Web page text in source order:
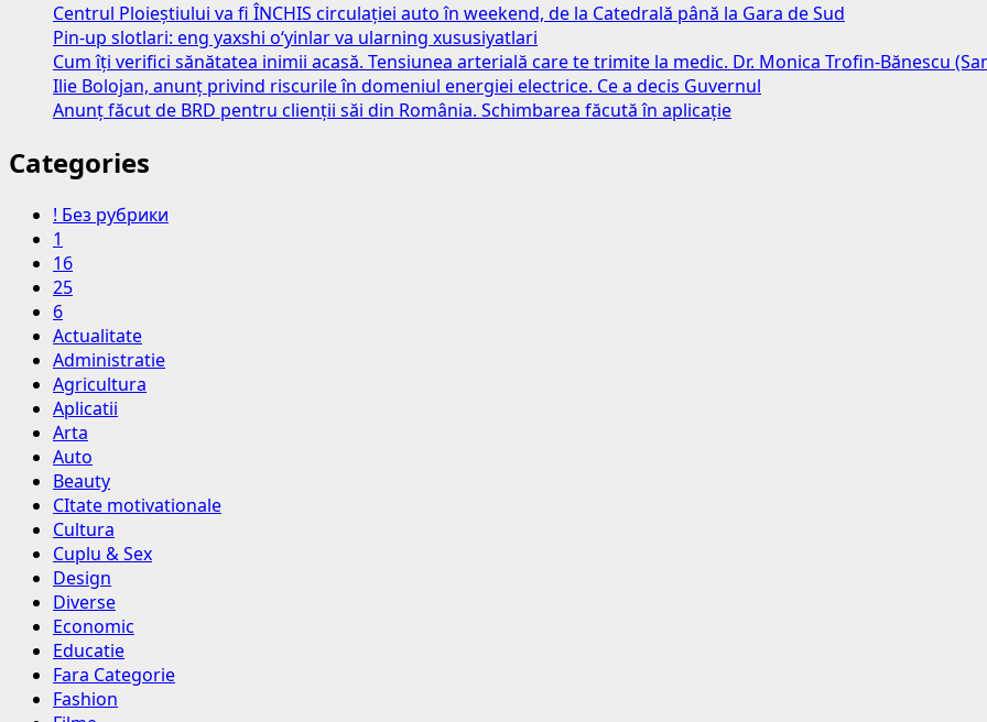
Centrul Ploieștiului va fi ÎNCHIS circulației auto în weekend, de la Catedrală până la Gara de Sud
Pin-up slotlari: eng yaxshi o‘yinlar va ularning xususiyatlari
Cum îți verifici sănătatea inimii acasă. Tensiunea arterială care te trimite la medic. Dr. Monica Trofin-Bănescu
Ilie Bolojan, anunț privind riscurile în domeniul energiei electrice. Ce a decis Guvernul
Anunț făcut de BRD pentru clienții săi din România. Schimbarea făcută în aplicație
Categories
! Без рубрики
1
16
25
6
Actualitate
Administratie
Agricultura
Aplicatii
Arta
Auto
Beauty
CItate motivationale
Cultura
Cuplu & Sex
Design
Diverse
Economic
Educatie
Fara Categorie
Fashion